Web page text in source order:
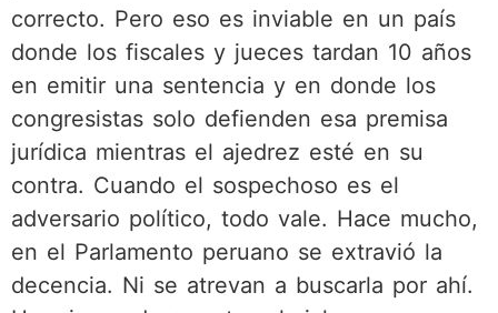
correcto. Pero eso es inviable en un país
donde los fiscales y jueces tardan 10 años
en emitir una sentencia y en donde los
congresistas solo defienden esa premisa
jurídica mientras el ajedrez esté en su
contra. Cuando el sospechoso es el
adversario político, todo vale. Hace mucho,
en el Parlamento peruano se extravió la
decencia. Ni se atrevan a buscarla por ahí.